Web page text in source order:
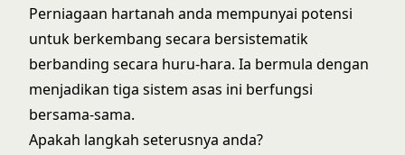
Perniagaan hartanah anda mempunyai potensi
untuk berkembang secara bersistematik
berbanding secara huru-hara. Ia bermula dengan
menjadikan tiga sistem asas ini berfungsi
bersama-sama.
Apakah langkah seterusnya anda?